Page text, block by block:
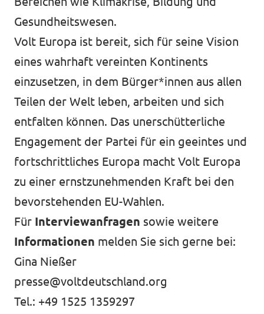
Gesundheitswesen.
Volt Europa ist bereit, sich für seine Vision
eines wahrhaft vereinten Kontinents
einzusetzen, in dem Bürger*innen aus allen
Teilen der Welt leben, arbeiten und sich
entfalten können. Das unerschütterliche
Engagement der Partei für ein geeintes und
fortschrittliches Europa macht Volt Europa
zu einer ernstzunehmenden Kraft bei den
bevorstehenden EU-Wahlen.
Für Interviewanfragen sowie weitere
Informationen melden Sie sich gerne bei:
Gina Nießer
presse@voltdeutschland.org
Tel.: +49 1525 1359297